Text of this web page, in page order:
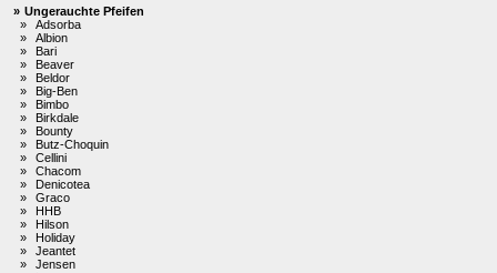
» Ungerauchte Pfeifen
»
Adsorba
»
Albion
»
Bari
»
Beaver
»
Beldor
»
Big-Ben
»
Bimbo
»
Birkdale
»
Bounty
»
Butz-Choquin
»
Cellini
»
Chacom
»
Denicotea
»
Graco
»
HHB
»
Hilson
»
Holiday
»
Jeantet
»
Jensen